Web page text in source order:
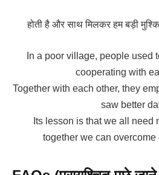
होती है और साथ मिलकर हम बड़ी
In a poor village, people used
cooperating with
Together with each other, they
saw better
Its lesson is that we all need
together we can overcome